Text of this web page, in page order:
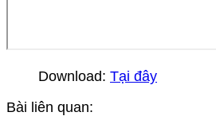
Download: Tại đây
Bài liên quan: